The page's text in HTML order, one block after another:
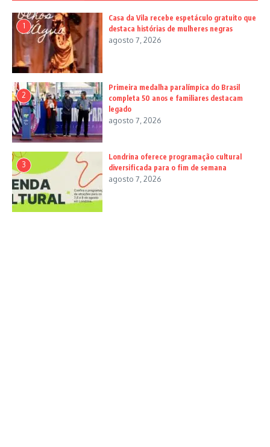
1
Casa da Vila recebe espetáculo gratuito que
destaca histórias de mulheres negras
agosto 7, 2026
2
Primeira medalha paralímpica do Brasil
completa 50 anos e familiares destacam
legado
agosto 7, 2026
3
Londrina oferece programação cultural
diversificada para o fim de semana
agosto 7, 2026